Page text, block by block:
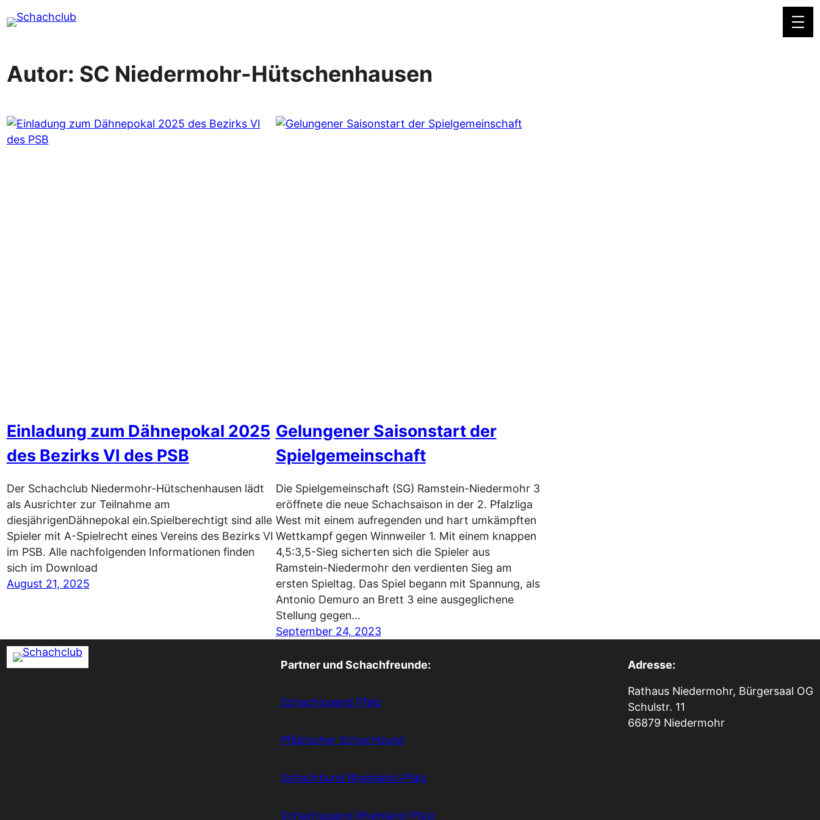
Inhalt
Autor: SC Niedermohr-Hütschenhausen
Einladung zum Dähnepokal 2025
des Bezirks VI des PSB
Der Schachclub Niedermohr-Hütschenhausen lädt
als Ausrichter zur Teilnahme am
diesjährigenDähnepokal ein.Spielberechtigt sind alle
Spieler mit A-Spielrecht eines Vereins des Bezirks VI
im PSB. Alle nachfolgenden Informationen finden
sich im Download
August 21, 2025
Gelungener Saisonstart der
Spielgemeinschaft
Die Spielgemeinschaft (SG) Ramstein-Niedermohr 3
eröffnete die neue Schachsaison in der 2. Pfalzliga
West mit einem aufregenden und hart umkämpften
Wettkampf gegen Winnweiler 1. Mit einem knappen
4,5:3,5-Sieg sicherten sich die Spieler aus
Ramstein-Niedermohr den verdienten Sieg am
ersten Spieltag. Das Spiel begann mit Spannung, als
Antonio Demuro an Brett 3 eine ausgeglichene
Stellung gegen…
September 24, 2023
Partner und Schachfreunde:
Schachjugend Pfalz
Pfälzischer Schachbund
Schachbund Rheinland-Pfalz
Schachjugend Rheinland-Pfalz
Adresse:
Rathaus Niedermohr, Bürgersaal OG
Schulstr. 11
66879 Niedermohr